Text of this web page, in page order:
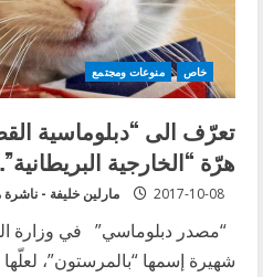
خاص منوعات ومجتمع
تعرّف الى “دبلوماسية
هرّة “الخارجية
مارلين خليفة - 2017-10-08
“مصدر دبلوماسي” في وزارة
شهيرة إسمها “بالمرستون”، لعلّها